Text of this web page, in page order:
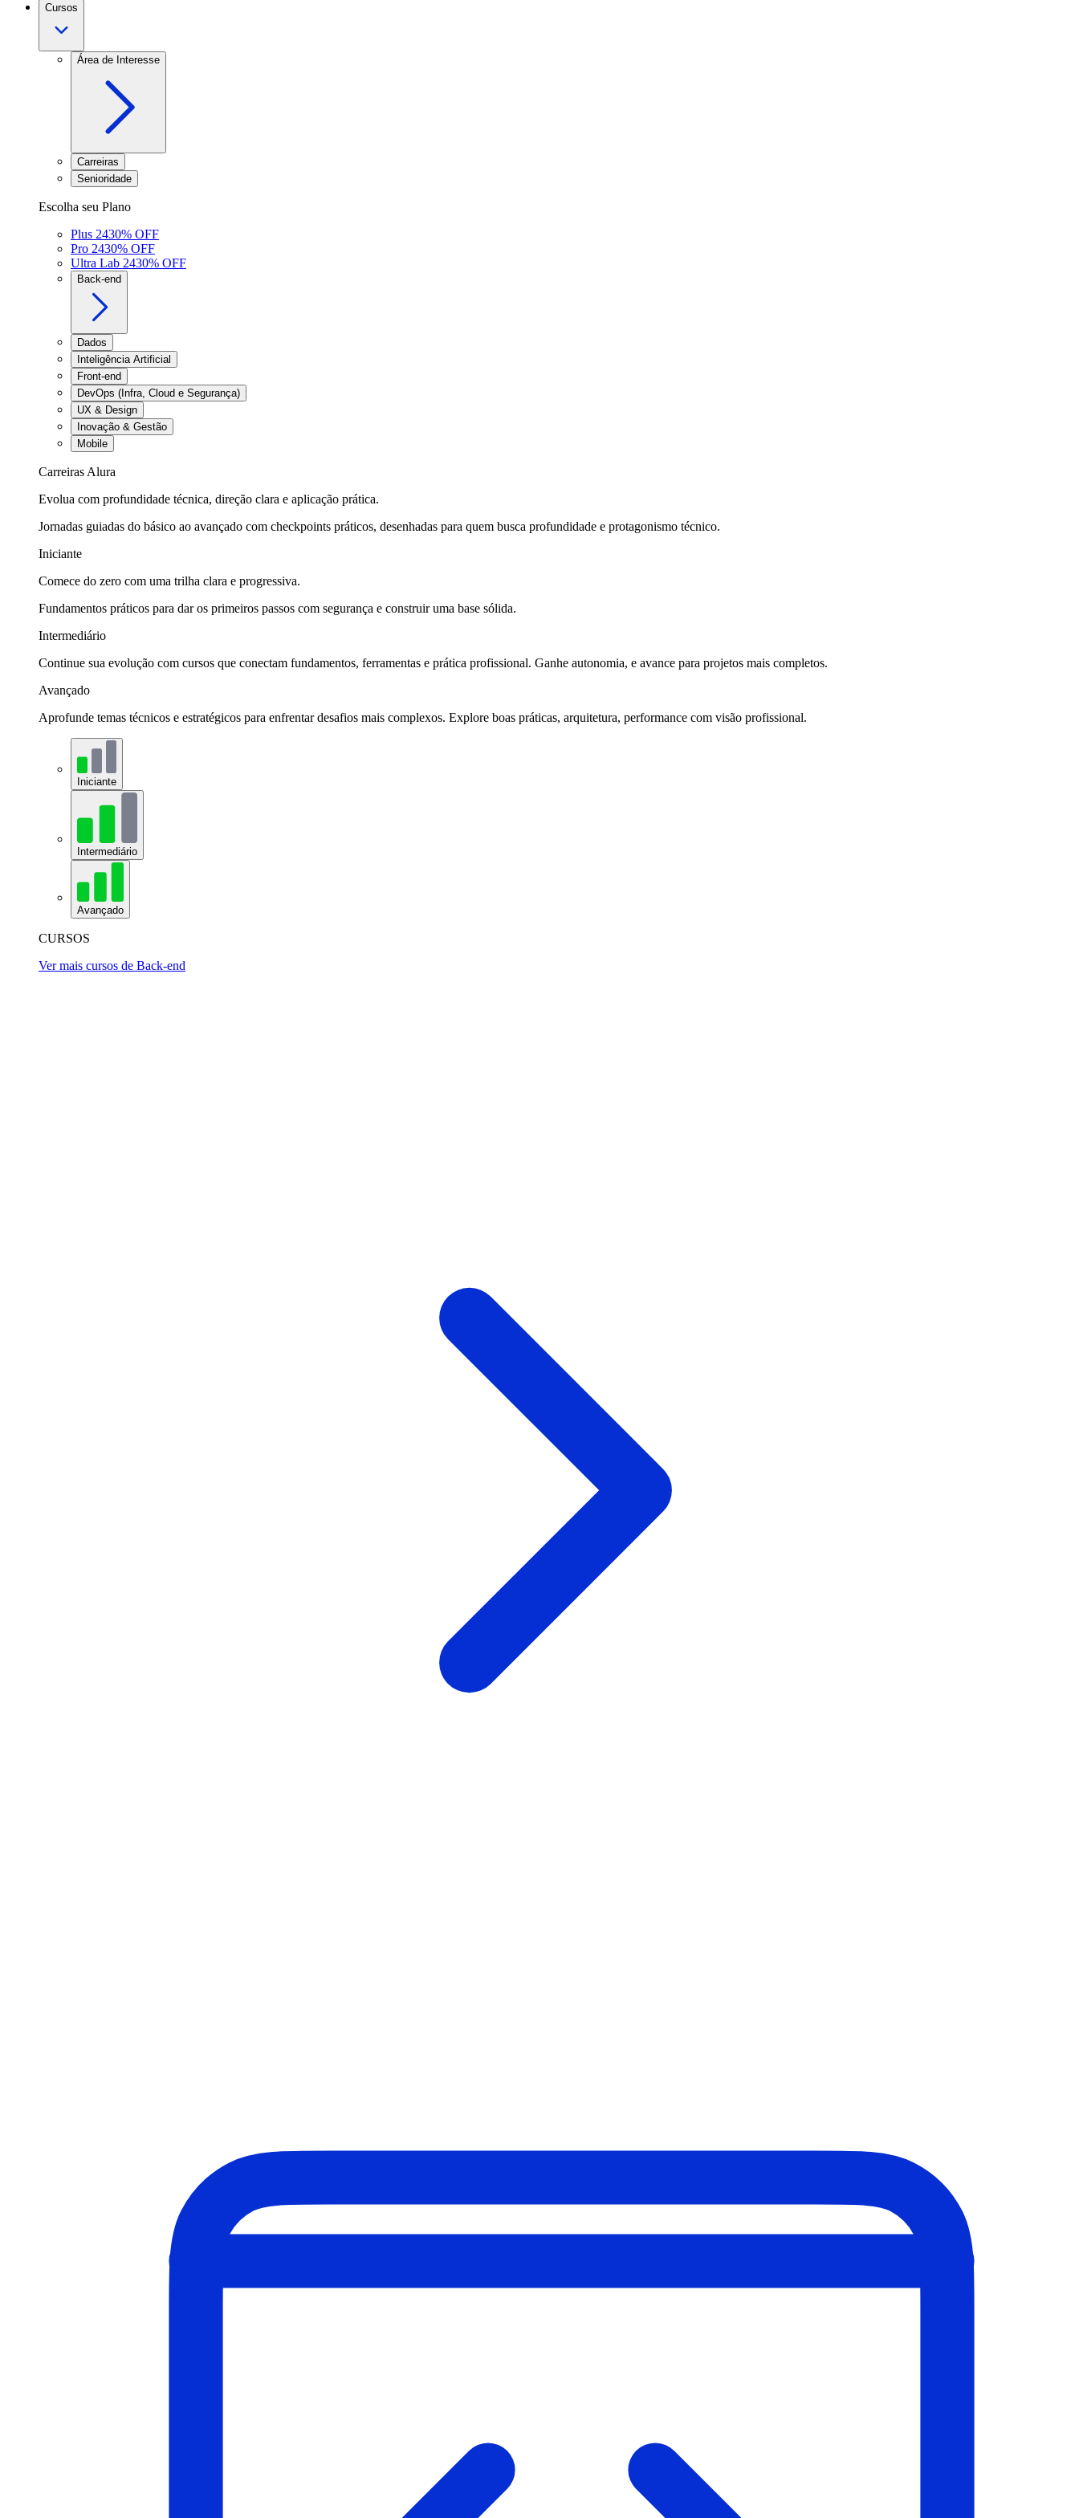
Cursos
Área de Interesse
Carreiras
Senioridade
Escolha seu Plano
Plus 2430% OFF
Pro 2430% OFF
Ultra Lab 2430% OFF
Back-end
Dados
Inteligência Artificial
Front-end
DevOps (Infra, Cloud e Segurança)
UX & Design
Inovação & Gestão
Mobile
Carreiras Alura
Evolua com profundidade técnica, direção clara e aplicação prática.
Jornadas guiadas do básico ao avançado com checkpoints práticos, desenhadas para quem busca profundidade e protagonismo técnico.
Iniciante
Comece do zero com uma trilha clara e progressiva.
Fundamentos práticos para dar os primeiros passos com segurança e construir uma base sólida.
Intermediário
Continue sua evolução com cursos que conectam fundamentos, ferramentas e prática profissional. Ganhe autonomia, e avance para projetos mais completos.
Avançado
Aprofunde temas técnicos e estratégicos para enfrentar desafios mais complexos. Explore boas práticas, arquitetura, performance com visão profissional.
Iniciante
Intermediário
Avançado
CURSOS
Ver mais cursos de Back-end